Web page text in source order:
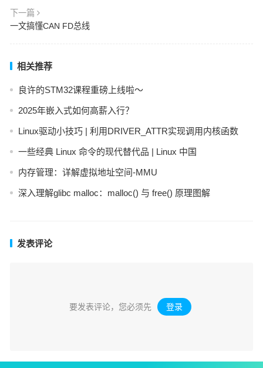
下一篇
一文搞懂CAN FD总线
相关推荐
良许的STM32课程重磅上线啦～
2025年嵌入式如何高薪入行？
Linux驱动小技巧 | 利用DRIVER_ATTR实现调用内核函数
一些经典 Linux 命令的现代替代品 | Linux 中国
内存管理：详解虚拟地址空间-MMU
深入理解glibc malloc：malloc() 与 free() 原理图解
发表评论
要发表评论，您必须先 登录 。